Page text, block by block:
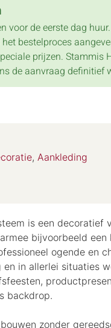
voor de eerste dag
bestelproces
prijzen. Stammis
de aanvraag definitief
, Aankleding
is een decoratief
bijvoorbeeld
ogende en
en in allerlei situaties
backdrop.
zonder